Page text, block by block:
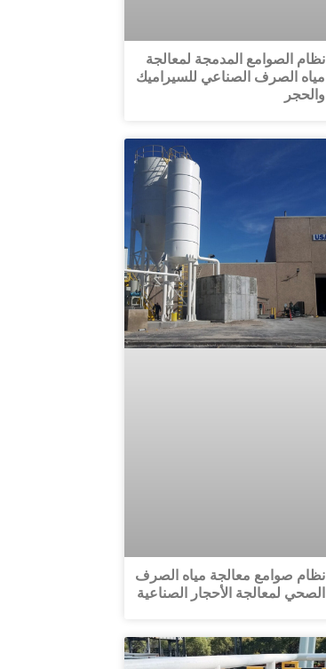
نظام الصوامع المدمجة لمعالجة
مياه الصرف الصناعي للسيراميك
والحجر
نظام صوامع معالجة مياه الصرف
الصحي لمعالجة الأحجار الصناعية